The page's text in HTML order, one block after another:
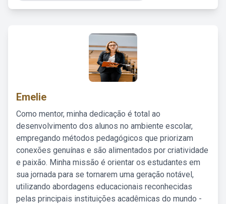
Emelie
Como mentor, minha dedicação é total ao
desenvolvimento dos alunos no ambiente escolar,
empregando métodos pedagógicos que priorizam
conexões genuínas e são alimentados por criatividade
e paixão. Minha missão é orientar os estudantes em
sua jornada para se tornarem uma geração notável,
utilizando abordagens educacionais reconhecidas
pelas principais instituições acadêmicas do mundo -